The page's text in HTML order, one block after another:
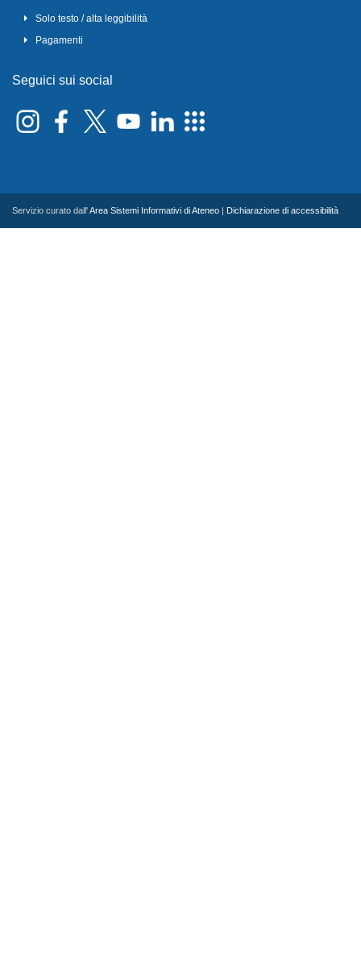
Solo testo / alta leggibilità
Pagamenti
Seguici sui social
Servizio curato dall'Area Sistemi Informativi di Ateneo Dichiarazione di accessibilità